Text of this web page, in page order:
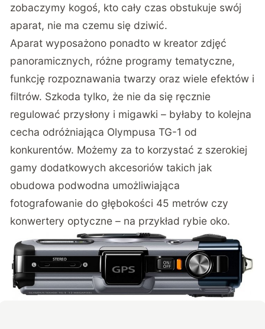
zobaczymy kogoś, kto cały czas obstukuje swój
aparat, nie ma czemu się dziwić.
Aparat wyposażono ponadto w kreator zdjęć
panoramicznych, różne programy tematyczne,
funkcję rozpoznawania twarzy oraz wiele efektów i
filtrów. Szkoda tylko, że nie da się ręcznie
regulować przysłony i migawki – byłaby to kolejna
cecha odróżniająca Olympusa TG-1 od
konkurentów. Możemy za to korzystać z szerokiej
gamy dodatkowych akcesoriów takich jak
obudowa podwodna umożliwiająca
fotografowanie do głębokości 45 metrów czy
konwertery optyczne – na przykład rybie oko.